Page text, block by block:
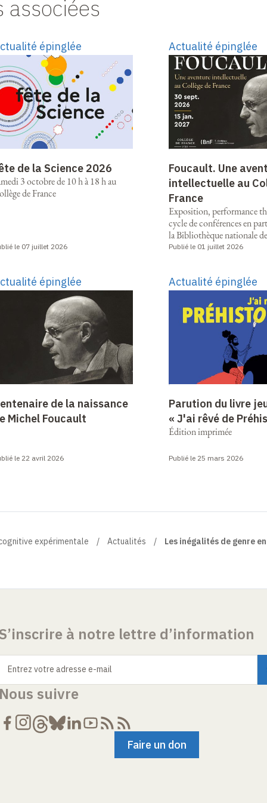
épinglée
de la Science 2026
3 octobre de 10 h à 18 h au
de France
le 07 juillet 2026
Actualité épinglée
Foucault. Une
intellectuelle au
France
Exposition, performance
cycle de conférences en
la Bibliothèque nationale
Publié le 01 juillet 2026
épinglée
de la naissance
Michel Foucault
le 22 avril 2026
Actualité épinglée
Parution du livre
« J'ai rêvé de
Édition imprimée
Publié le 25 mars 2026
expérimentale Actualités Les inégalités de genre en
à notre lettre d’information
Entrez votre adresse e-mail
suivre
Faire un don